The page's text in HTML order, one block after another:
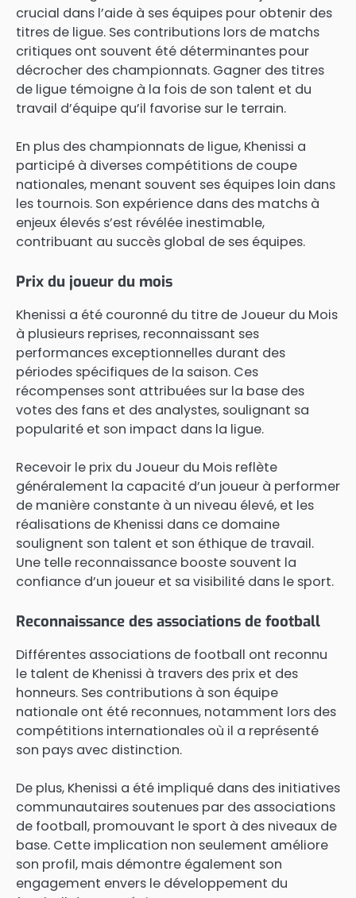
crucial dans l’aide à ses équipes pour obtenir des
titres de ligue. Ses contributions lors de matchs
critiques ont souvent été déterminantes pour
décrocher des championnats. Gagner des titres
de ligue témoigne à la fois de son talent et du
travail d’équipe qu’il favorise sur le terrain.
En plus des championnats de ligue, Khenissi a
participé à diverses compétitions de coupe
nationales, menant souvent ses équipes loin dans
les tournois. Son expérience dans des matchs à
enjeux élevés s’est révélée inestimable,
contribuant au succès global de ses équipes.
Prix du joueur du mois
Khenissi a été couronné du titre de Joueur du Mois
à plusieurs reprises, reconnaissant ses
performances exceptionnelles durant des
périodes spécifiques de la saison. Ces
récompenses sont attribuées sur la base des
votes des fans et des analystes, soulignant sa
popularité et son impact dans la ligue.
Recevoir le prix du Joueur du Mois reflète
généralement la capacité d’un joueur à performer
de manière constante à un niveau élevé, et les
réalisations de Khenissi dans ce domaine
soulignent son talent et son éthique de travail.
Une telle reconnaissance booste souvent la
confiance d’un joueur et sa visibilité dans le sport.
Reconnaissance des associations de football
Différentes associations de football ont reconnu
le talent de Khenissi à travers des prix et des
honneurs. Ses contributions à son équipe
nationale ont été reconnues, notamment lors des
compétitions internationales où il a représenté
son pays avec distinction.
De plus, Khenissi a été impliqué dans des initiatives
communautaires soutenues par des associations
de football, promouvant le sport à des niveaux de
base. Cette implication non seulement améliore
son profil, mais démontre également son
engagement envers le développement du